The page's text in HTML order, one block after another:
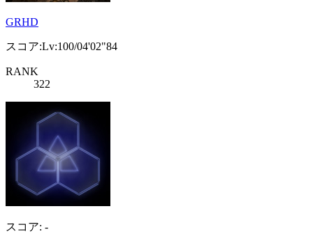
GRHD
スコア:Lv:100/04'02"84
RANK
322
スコア: -